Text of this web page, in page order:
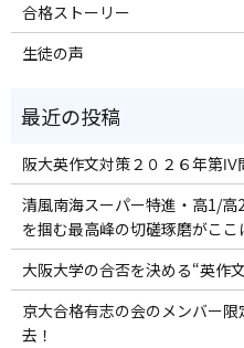
合格ストーリー
生徒の声
阪大英作文対策２０２６年第Ⅳ
清風南海スーパー特進・高1/
を掴む最高峰の切磋琢磨がここ
大阪大学の合否を決める“英作
京大合格有志の会のメンバー
去！